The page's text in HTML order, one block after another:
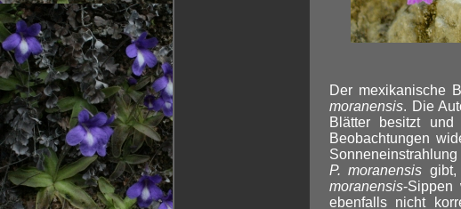
Der mexikanische
moranensis. Die
Blätter besitzt
Beobachtungen
P. moranensis
moranensis-Sippen
ebenfalls nicht